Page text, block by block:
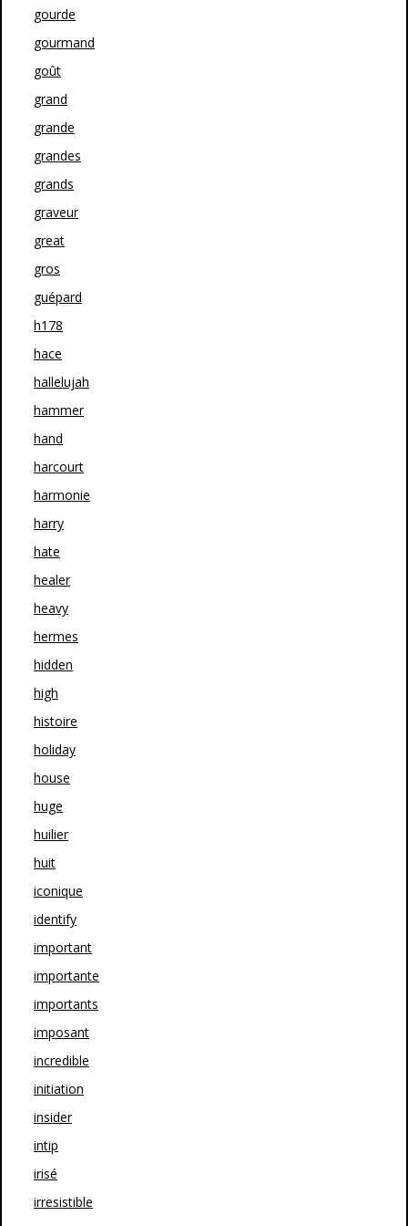
gourde
gourmand
goût
grand
grande
grandes
grands
graveur
great
gros
guépard
h178
hace
hallelujah
hammer
hand
harcourt
harmonie
harry
hate
healer
heavy
hermes
hidden
high
histoire
holiday
house
huge
huilier
huit
iconique
identify
important
importante
importants
imposant
incredible
initiation
insider
intip
irisé
irresistible